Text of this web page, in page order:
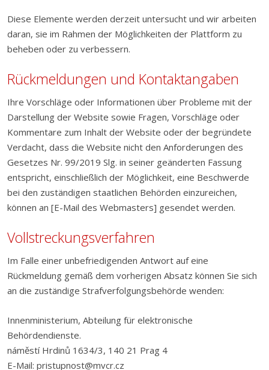
Diese Elemente werden derzeit untersucht und wir arbeiten
daran, sie im Rahmen der Möglichkeiten der Plattform zu
beheben oder zu verbessern.
Rückmeldungen und Kontaktangaben
Ihre Vorschläge oder Informationen über Probleme mit der
Darstellung der Website sowie Fragen, Vorschläge oder
Kommentare zum Inhalt der Website oder der begründete
Verdacht, dass die Website nicht den Anforderungen des
Gesetzes Nr. 99/2019 Slg. in seiner geänderten Fassung
entspricht, einschließlich der Möglichkeit, eine Beschwerde
bei den zuständigen staatlichen Behörden einzureichen,
können an [E-Mail des Webmasters] gesendet werden.
Vollstreckungsverfahren
Im Falle einer unbefriedigenden Antwort auf eine
Rückmeldung gemäß dem vorherigen Absatz können Sie sich
an die zuständige Strafverfolgungsbehörde wenden:
Innenministerium, Abteilung für elektronische
Behördendienste.
náměstí Hrdinů 1634/3, 140 21 Prag 4
E-Mail: pristupnost@mvcr.cz